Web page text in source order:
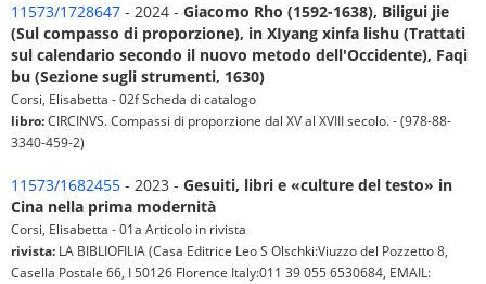
11573/1728647 - 2024 - Giacomo Rho (1592-1638), Biligui jie
(Sul compasso di proporzione), in XIyang xinfa lishu (Trattati
sul calendario secondo il nuovo metodo dell'Occidente), Faqi
bu (Sezione sugli strumenti, 1630)
Corsi, Elisabetta - 02f Scheda di catalogo
libro:CIRCINVS. Compassi di proporzione dal XV al XVIII secolo. - (978-88-
3340-459-2)
11573/1682455 - 2023 - Gesuiti, libri e «culture del testo» in
Cina nella prima modernità
Corsi, Elisabetta - 01a Articolo in rivista
rivista: LA BIBLIOFILIA (Casa Editrice Leo S Olschki:Viuzzo del Pozzetto 8,
Casella Postale 66, I 50126 Florence Italy:011 39 055 6530684, EMAIL: